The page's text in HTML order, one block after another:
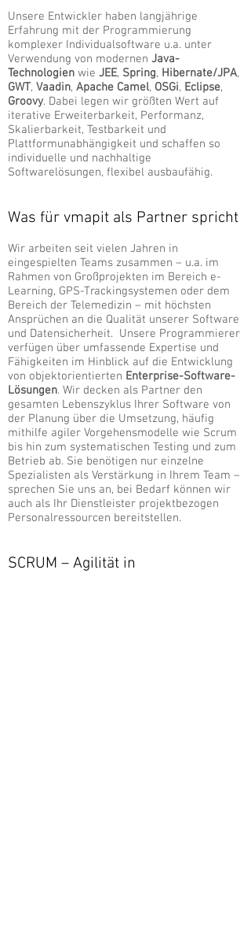
Unsere Entwickler haben langjährige
Erfahrung mit der Programmierung
komplexer Individualsoftware u.a. unter
Verwendung von modernen Java-
Technologien wie JEE, Spring, Hibernate/JPA,
GWT, Vaadin, Apache Camel, OSGi, Eclipse,
Groovy. Dabei legen wir größten Wert auf
iterative Erweiterbarkeit, Performanz,
Skalierbarkeit, Testbarkeit und
Plattformunabhängigkeit und schaffen so
individuelle und nachhaltige
Softwarelösungen, flexibel ausbaufähig.
Was für vmapit als Partner spricht
Wir arbeiten seit vielen Jahren in
eingespielten Teams zusammen – u.a. im
Rahmen von Großprojekten im Bereich e-
Learning, GPS-Trackingsystemen oder dem
Bereich der Telemedizin – mit höchsten
Ansprüchen an die Qualität unserer Software
und Datensicherheit. Unsere Programmierer
verfügen über umfassende Expertise und
Fähigkeiten im Hinblick auf die Entwicklung
von objektorientierten Enterprise-Software-
Lösungen. Wir decken als Partner den
gesamten Lebenszyklus Ihrer Software von
der Planung über die Umsetzung, häufig
mithilfe agiler Vorgehensmodelle wie Scrum
bis hin zum systematischen Testing und zum
Betrieb ab. Sie benötigen nur einzelne
Spezialisten als Verstärkung in Ihrem Team –
sprechen Sie uns an, bei Bedarf können wir
auch als Ihr Dienstleister projektbezogen
Personalressourcen bereitstellen.
SCRUM – Agilität in